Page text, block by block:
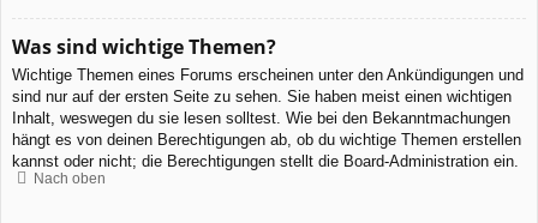
Was sind wichtige Themen?
Wichtige Themen eines Forums erscheinen unter den Ankündigungen und
sind nur auf der ersten Seite zu sehen. Sie haben meist einen wichtigen
Inhalt, weswegen du sie lesen solltest. Wie bei den Bekanntmachungen
hängt es von deinen Berechtigungen ab, ob du wichtige Themen erstellen
kannst oder nicht; die Berechtigungen stellt die Board-Administration ein.
Nach oben